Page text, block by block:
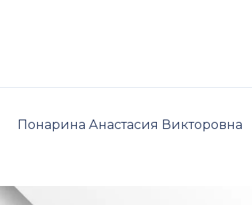
Понарина Анастасия Викторовна